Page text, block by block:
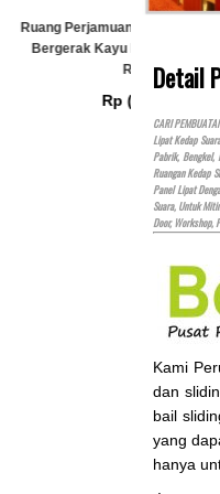
Detail
CARI
Lipat Kedap
Pabrik, Bengkel,
Ruangan Kedap
Panel Lipat
Suara, Untuk
Door, Workshop,
Kami
dan
bail
yang
hanya
Suara Geser
Partisi Dinding
CS)